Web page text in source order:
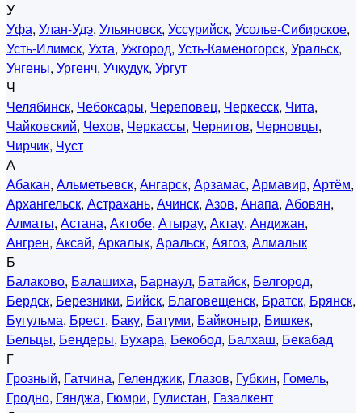
У
Уфа, Улан-Удэ, Ульяновск, Уссурийск, Усолье-Сибирское,
Усть-Илимск, Ухта, Ужгород, Усть-Каменогорск, Уральск,
Унгены, Ургенч, Учкудук, Ургут
Ч
Челябинск, Чебоксары, Череповец, Черкесск, Чита,
Чайковский, Чехов, Черкассы, Чернигов, Черновцы,
Чирчик, Чуст
А
Абакан, Альметьевск, Ангарск, Арзамас, Армавир, Артём,
Архангельск, Астрахань, Ачинск, Азов, Анапа, Абовян,
Алматы, Астана, Актобе, Атырау, Актау, Андижан,
Ангрен, Аксай, Аркалык, Аральск, Аягоз, Алмалык
Б
Балаково, Балашиха, Барнаул, Батайск, Белгород,
Бердск, Березники, Бийск, Благовещенск, Братск, Брянск,
Бугульма, Брест, Баку, Батуми, Байконыр, Бишкек,
Бельцы, Бендеры, Бухара, Бекобод, Балхаш, Бекабад
Г
Грозный, Гатчина, Геленджик, Глазов, Губкин, Гомель,
Гродно, Гянджа, Гюмри, Гулистан, Газалкент